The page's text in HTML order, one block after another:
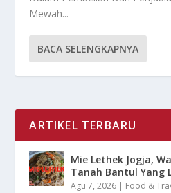
Mewah...
BACA SELENGKAPNYA
ARTIKEL TERBARU
Mie Lethek Jogja,
Tanah Bantul Yang
Agu 7, 2026 | Food &